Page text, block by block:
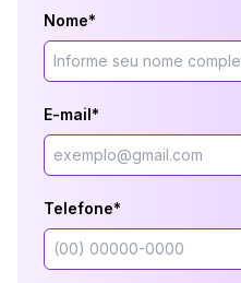
Nome*
E-mail*
Telefone*